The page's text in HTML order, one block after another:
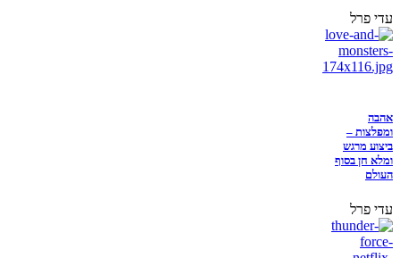
עדי פרל
אהבה
ומפלצות –
ביצוע מרגש
ומלא חן בסוף
העולם
עדי פרל